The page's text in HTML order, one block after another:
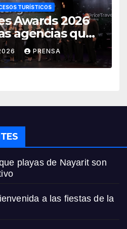
TURÍSTICOS
Awards 2026
agencias que
del
PRENSA
playas de Nayarit son
a las fiestas de la